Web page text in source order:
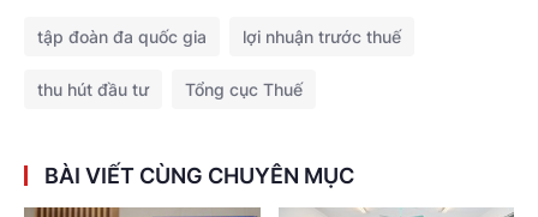
tập đoàn đa quốc gia lợi nhuận trước thuế
thu hút đầu tư Tổng cục Thuế
BÀI VIẾT CÙNG CHUYÊN MỤC